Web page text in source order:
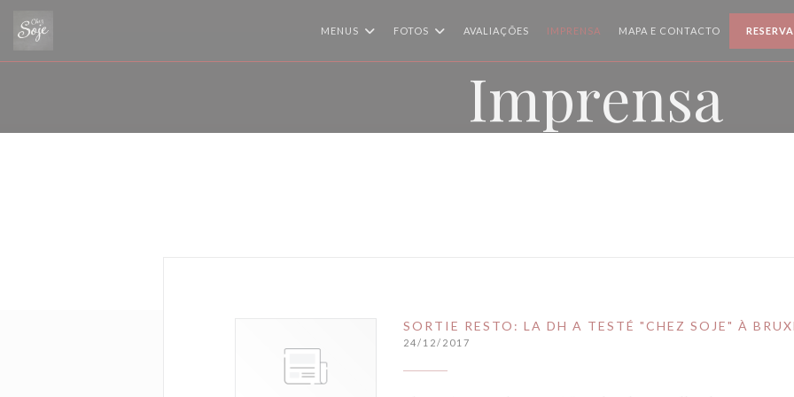
MENUS FOTOS AVALIAÇÕES IMPRENSA MAPA E CONTACTO
Imprensa
SORTIE RESTO: LA DH A TESTÉ "CHEZ SOJE" À
24/12/2017